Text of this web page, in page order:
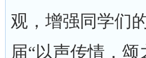
观，增强同学们
届“以声传情，